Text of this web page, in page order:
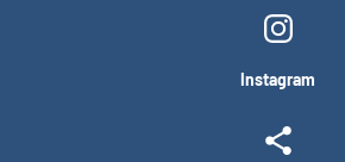
Instagram